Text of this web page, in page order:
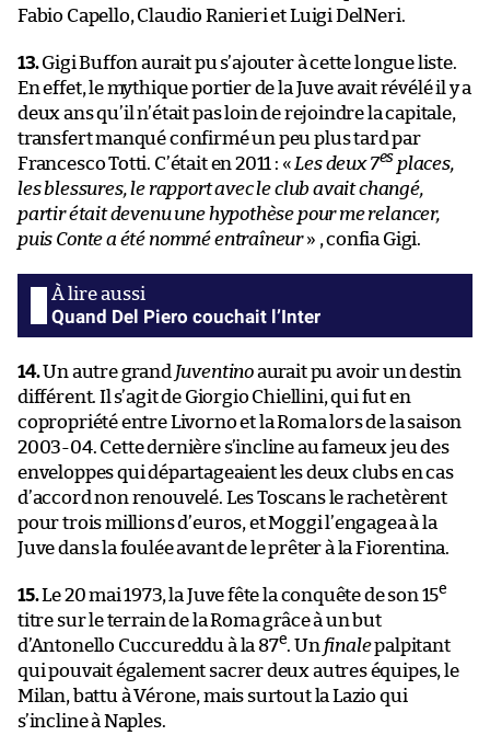
Fabio Capello, Claudio Ranieri et Luigi DelNeri.
13.Gigi Buffon aurait pu s’ajouter à cette longue liste.
En effet, le mythique portier de la Juve avait révélé il y a
deux ans qu’il n’était pas loin de rejoindre la capitale,
transfert manqué confirmé un peu plus tard par
Francesco Totti. C’était en 2011 : « Les deux 7es places,
les blessures, le rapport avec le club avait changé,
partir était devenu une hypothèse pour me relancer,
puis Conte a été nommé entraîneur» , confia Gigi.
Quand Del Piero couchait l’Inter
14.Un autre grand Juventinoaurait pu avoir un destin
différent. Il s’agit de Giorgio Chiellini, qui fut en
copropriété entre Livorno et la Roma lors de la saison
2003-04. Cette dernière s’incline au fameux jeu des
enveloppes qui départageaient les deux clubs en cas
d’accord non renouvelé. Les Toscans le rachetèrent
pour trois millions d’euros, et Moggi l’engagea à la
Juve dans la foulée avant de le prêter à la Fiorentina.
15.Le 20 mai 1973, la Juve fête la conquête de son 15e
titre sur le terrain de la Roma grâce à un but
d’Antonello Cuccureddu à la 87e. Un finalepalpitant
qui pouvait également sacrer deux autres équipes, le
Milan, battu à Vérone, mais surtout la Lazio qui
s’incline à Naples.